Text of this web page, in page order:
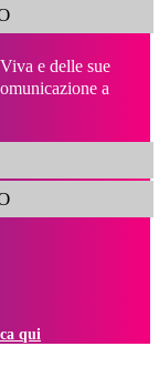
e delle sue
a
qui